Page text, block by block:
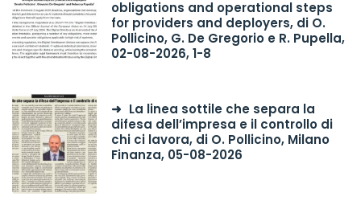
obligations and operational steps
for providers and deployers, di O.
Pollicino, G. De Gregorio e R. Pupella,
02-08-2026, 1-8
La linea sottile che separa la
difesa dell’impresa e il controllo di
chi ci lavora, di O. Pollicino, Milano
Finanza, 05-08-2026